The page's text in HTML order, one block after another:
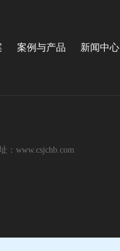
案例与产品 新闻中心
：www.csjchb.com